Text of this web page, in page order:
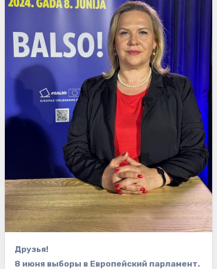
Друзья!
8 июня выборы в Европейский парламент.